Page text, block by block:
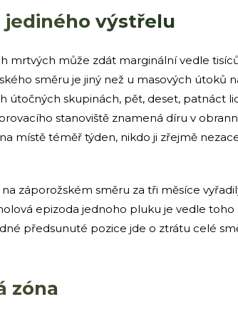
jediného výstřelu
mrtvých může zdát marginální vedle
směru je jiný než u masových útoků
útočných skupinách, pět, deset, patnáct
stanoviště znamená díru v
místě téměř týden, nikdo ji zřejmě
záporožském směru za tři měsíce
epizoda jednoho pluku je vedle toho
předsunuté pozice jde o ztrátu celé
zóna